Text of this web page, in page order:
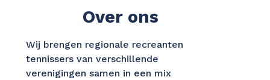
Over ons
Wij brengen regionale recreanten
tennissers van verschillende
verenigingen samen in een mix